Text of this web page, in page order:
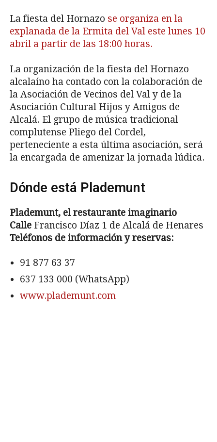
La fiesta del Hornazo se organiza en la
explanada de la Ermita del Val este lunes 10
abril a partir de las 18:00 horas.
La organización de la fiesta del Hornazo
alcalaíno ha contado con la colaboración de
la Asociación de Vecinos del Val y de la
Asociación Cultural Hijos y Amigos de
Alcalá. El grupo de música tradicional
complutense Pliego del Cordel,
perteneciente a esta última asociación, será
la encargada de amenizar la jornada lúdica.
Dónde está Plademunt
Plademunt, el restaurante imaginario
Calle Francisco Díaz 1 de Alcalá de Henares
Teléfonos de información y reservas:
91 877 63 37
637 133 000 (WhatsApp)
www.plademunt.com